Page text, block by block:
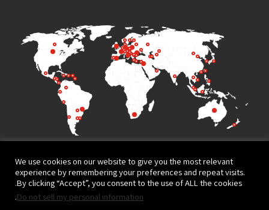
Terms of Use
We use cookies on our website to give you the most relevant
experience by remembering your preferences and repeat visits.
By clicking “Accept”, you consent to the use of ALL the cookies.
Do not sell my personal information
.